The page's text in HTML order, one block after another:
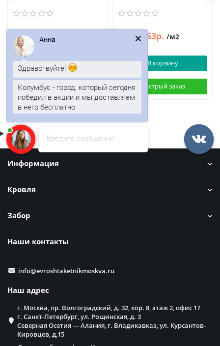
556р. /м2
В корзину
Быстрый заказ
453р. /м2
В корзину
Быстрый заказ
Информация
Кровля
Забор
Наши контакты
info@evroshtaketnikmoskva.ru
Наш адрес
г. Москва, пр. Волгоградский, д. 32, кор. 8, этаж 2, офис 17
г. Санкт-Петербург, ул. Рощинская, д. 3
Северная Осетия — Алания, г. Владикавказ, ул. Курсантов-
Кировцев, д,15
Введите сообщение
Анна
Здравствуйте!
Колумбус - город, который сегодня
победил в акции и мы доставляем
в него бесплатно